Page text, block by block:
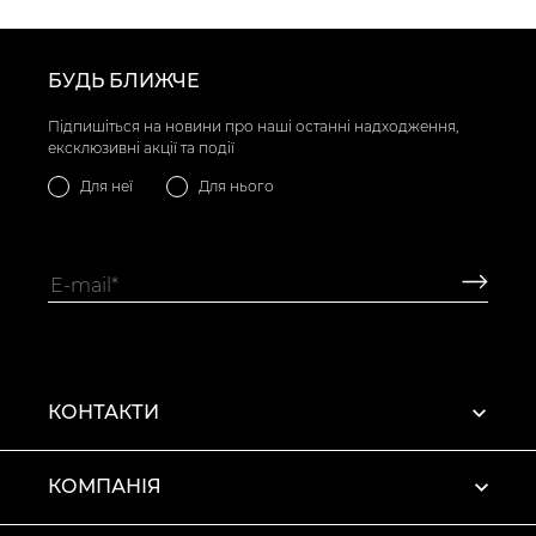
БУДЬ БЛИЖЧЕ
Підпишіться на новини про наші останні надходження,
ексклюзивні акції та події
Для неї Для нього
КОНТАКТИ
КОМПАНІЯ